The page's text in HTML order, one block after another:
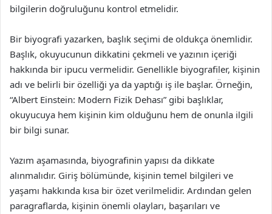
bilgilerin doğruluğunu kontrol etmelidir.
Bir biyografi yazarken, başlık seçimi de oldukça önemlidir.
Başlık, okuyucunun dikkatini çekmeli ve yazının içeriği
hakkında bir ipucu vermelidir. Genellikle biyografiler, kişinin
adı ve belirli bir özelliği ya da yaptığı iş ile başlar. Örneğin,
“Albert Einstein: Modern Fizik Dehası” gibi başlıklar,
okuyucuya hem kişinin kim olduğunu hem de onunla ilgili
bir bilgi sunar.
Yazım aşamasında, biyografinin yapısı da dikkate
alınmalıdır. Giriş bölümünde, kişinin temel bilgileri ve
yaşamı hakkında kısa bir özet verilmelidir. Ardından gelen
paragraflarda, kişinin önemli olayları, başarıları ve